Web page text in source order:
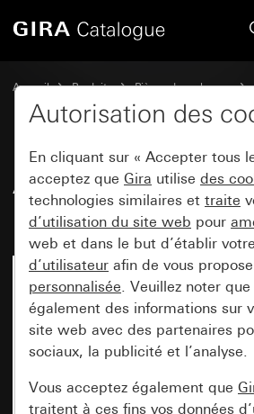
Accueil Produits Pièces de rechange
Commuter et pousser
Ancien - Bascule
Lumière
Autorisation des
En cliquant sur « Accepter tous
acceptez que Gira utilise des
technologies similaires et traite
d’utilisation du site web pour
web et dans le but d’établir votre
d’utilisateur afin de vous
personnalisée. Veuillez noter que
également des informations sur
site web avec des partenaires
sociaux, la publicité et l’analyse.
Vous acceptez également que
traitent à ces fins vos données